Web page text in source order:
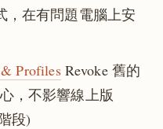
，在有問題電腦上安
ProfilesRevoke 舊的
，不影響線上版
段)